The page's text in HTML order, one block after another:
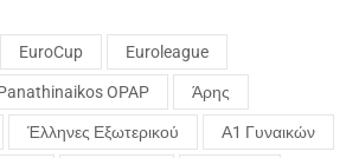
EuroCup Euroleague
OPAP Άρης
Έλληνες Εξωτερικού Α1 Γυναικών